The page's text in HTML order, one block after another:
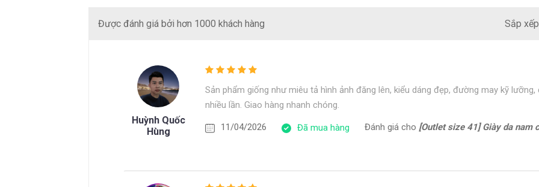
Được đánh giá bởi hơn 1000 khách hàng Sắp
Huỳnh Quốc
Hùng
Sản phẩm giống như miêu tả hình ảnh đăng lên, kiểu dáng đẹp, đường may kỹ
nhiều lần. Giao hàng nhanh chóng.
11/04/2026 Đã mua hàng Đánh giá cho [Outlet size 41] Giày da nam cổ điển đế